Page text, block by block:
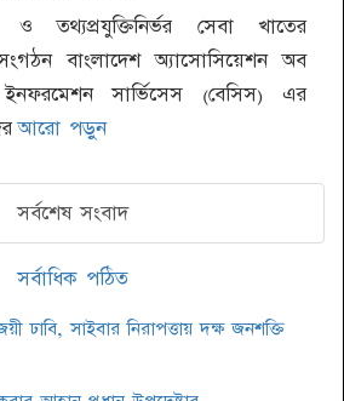
তথ্যপ্রযুক্তিনির্ভর সেবা খাতের
সংগঠন বাংলাদেশ অ্যাসোসিয়েশন অব
সার্ভিসেস (বেসিস) এর
আরো পড়ুন
সর্বশেষ সংবাদ
সর্বাধিক পঠিত
ঢাবি, সাইবার নিরাপত্তায় দক্ষ জনশক্তি